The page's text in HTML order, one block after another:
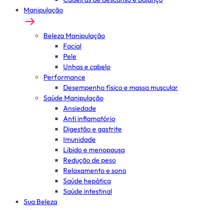
Manipulação
Beleza Manipulação
Facial
Pele
Unhas e cabelo
Performance
Desempenho físico e massa muscular
Saúde Manipulação
Ansiedade
Anti inflamatório
Digestão e gastrite
Imunidade
Libido e menopausa
Redução de peso
Relaxamento e sono
Saúde hepática
Saúde intestinal
Sua Beleza